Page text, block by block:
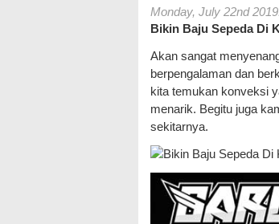
Monday, July 22nd
Bikin Baju Sepeda Di
Akan sangat
berpengalaman dan
kita temukan konveksi
menarik. Begitu juga
sekitarnya.